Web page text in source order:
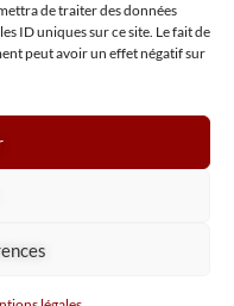
de traiter des données
ID uniques sur ce site. Le fait de
peut avoir un effet négatif sur